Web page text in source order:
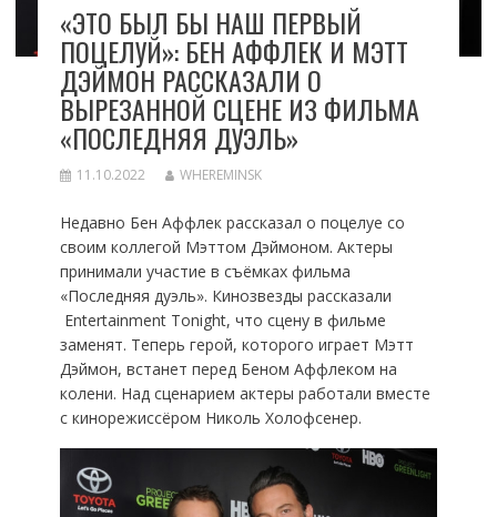
«ЭТО БЫЛ БЫ НАШ ПЕРВЫЙ
ПОЦЕЛУЙ»: БЕН АФФЛЕК И МЭТТ
ДЭЙМОН РАССКАЗАЛИ О
ВЫРЕЗАННОЙ СЦЕНЕ ИЗ ФИЛЬМА
«ПОСЛЕДНЯЯ ДУЭЛЬ»
11.10.2022 WHEREMINSK
Недавно Бен Аффлек рассказал о поцелуе со
своим коллегой Мэттом Дэймоном. Актеры
принимали участие в съёмках фильма
«Последняя дуэль». Кинозвезды рассказали
Entertainment Tonight, что сцену в фильме
заменят. Теперь герой, которого играет Мэтт
Дэймон, встанет перед Беном Аффлеком на
колени. Над сценарием актеры работали вместе
с кинорежиссёром Николь Холофсенер.